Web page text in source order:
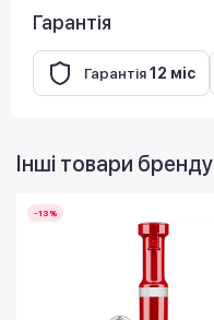
Гарантія
Гарантія12 міс
Інші товари бренду
-13%